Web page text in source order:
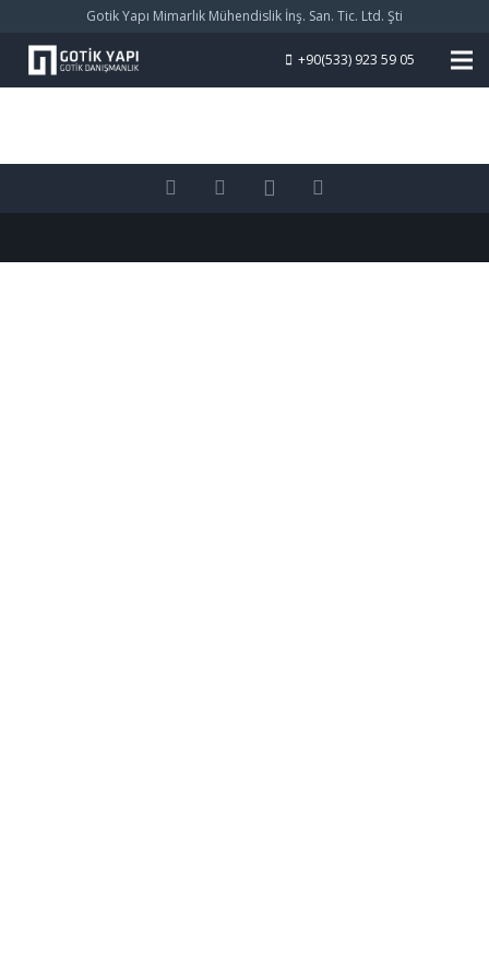
Gotik Yapı Mimarlık Mühendislik İnş. San. Tic. Ltd. Şti
+90(533) 923 59 05